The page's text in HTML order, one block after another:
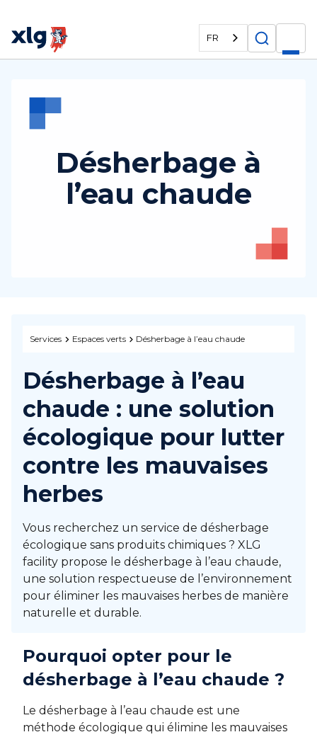
FR
Désherbage à
l’eau chaude
Services Espaces verts Désherbage à l’eau chaude
Désherbage à l’eau
chaude : une solution
écologique pour lutter
contre les mauvaises
herbes
Vous recherchez un service de désherbage
écologique sans produits chimiques ? XLG
facility propose le désherbage à l’eau chaude,
une solution respectueuse de l’environnement
pour éliminer les mauvaises herbes de manière
naturelle et durable.
Pourquoi opter pour le
désherbage à l’eau chaude ?
Le désherbage à l’eau chaude est une
méthode écologique qui élimine les mauvaises